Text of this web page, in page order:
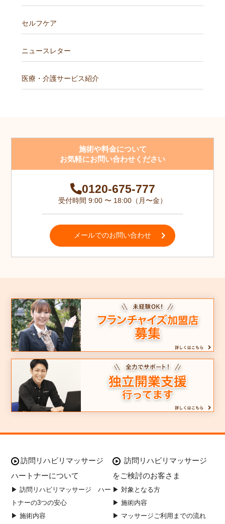
セルフケア
ニュースレター
医療・介護サービス紹介
施術や料金について
お気軽にお問い合わせください
0120-675-777
受付時間 9:00 〜 18:00（月〜金）
メールでのお問い合わせ
訪問リハビリマッサージ
ハートナーについて
▶ 訪問リハビリマッサージ ハー
トナーの3つの安心
▶ 施術内容
訪問リハビリマッサージ
をご検討のお客さま
▶ 対象となる方
▶ 施術内容
▶ マッサージご利用までの流れ